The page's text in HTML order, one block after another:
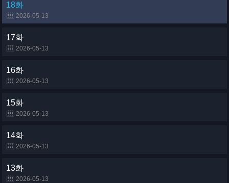
18화
2026-05-13
17화
2026-05-13
16화
2026-05-13
15화
2026-05-13
14화
2026-05-13
13화
2026-05-13